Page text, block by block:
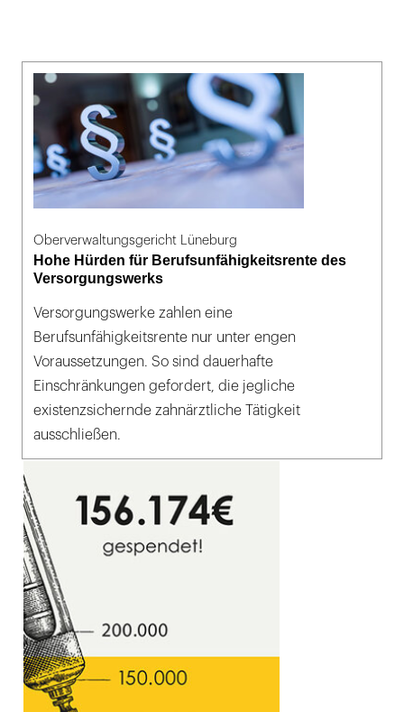
Oberverwaltungsgericht Lüneburg
Hohe Hürden für Berufsunfähigkeitsrente des
Versorgungswerks
Versorgungswerke zahlen eine
Berufsunfähigkeitsrente nur unter engen
Voraussetzungen. So sind dauerhafte
Einschränkungen gefordert, die jegliche
existenzsichernde zahnärztliche Tätigkeit
ausschließen.